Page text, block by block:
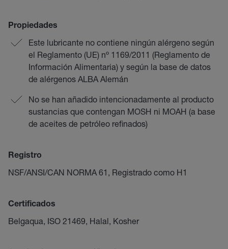
Propiedades
Este lubricante no contiene ningún alérgeno según
el Reglamento (UE) nº 1169/2011 (Reglamento de
Información Alimentaria) y según la base de datos
de alérgenos ALBA Alemán
No se han añadido intencionadamente al producto
sustancias que contengan MOSH ni MOAH (a base
de aceites de petróleo refinados)
Registro
NSF/ANSI/CAN NORMA 61, Registrado como H1
Certificados
Belgaqua, ISO 21469, Halal, Kosher